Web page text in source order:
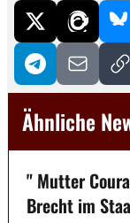
Ähnliche
" Mutter
Brecht im